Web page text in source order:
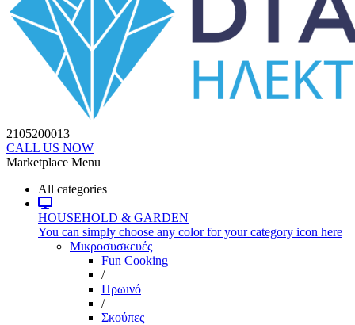
2105200013
CALL US NOW
Marketplace Menu
All categories
HOUSEHOLD & GARDEN
You can simply choose any color for your category icon here
Μικροσυσκευές
Fun Cooking
/
Πρωινό
/
Σκούπες